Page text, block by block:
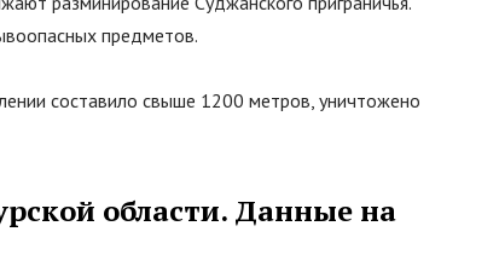
предметов.
составило свыше 1200 метров, уничтожено
области. Данные на